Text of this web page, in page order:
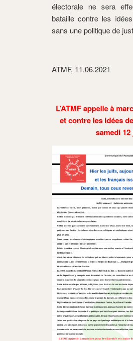
électorale ne sera
bataille contre les
sans une politique de
ATMF, 11.06.2021
L’ATMF appelle à
et contre les idées
samedi 12